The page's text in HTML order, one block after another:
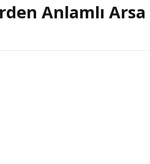
Anlamlı Arsa